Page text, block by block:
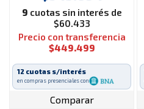
9 cuotas sin interés de
$60.433
Precio con transferencia
$449.499
12 cuotas s/interés
en compras presenciales con
Comparar